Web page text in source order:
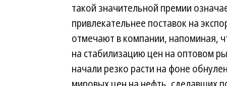
такой значительной премии
привлекательнее поставок на
отмечают в компании, напоминая,
на стабилизацию цен на оптовом
начали резко расти на фоне